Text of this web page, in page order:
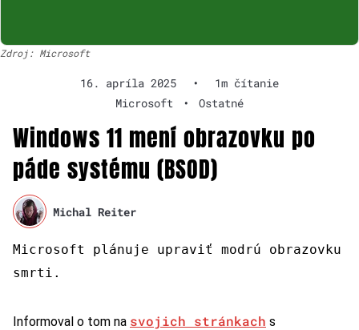
Zdroj: Microsoft
16. apríla 2025 •
1m čítanie
Microsoft
• Ostatné
Windows 11 mení obrazovku po
páde systému (BSOD)
Michal Reiter
Microsoft plánuje upraviť modrú obrazovku
smrti.
Informoval o tom na svojich stránkach s